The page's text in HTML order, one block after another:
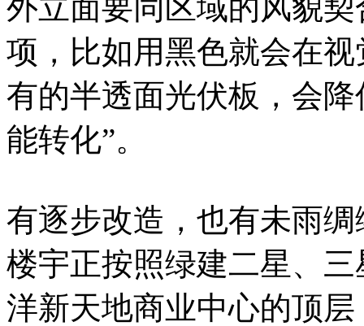
外立面要同区域的风貌
项，比如用黑色就会在
有的半透面光伏板，会
能转化”。
有逐步改造，也有未雨
楼宇正按照绿建二星、
洋新天地商业中心的顶